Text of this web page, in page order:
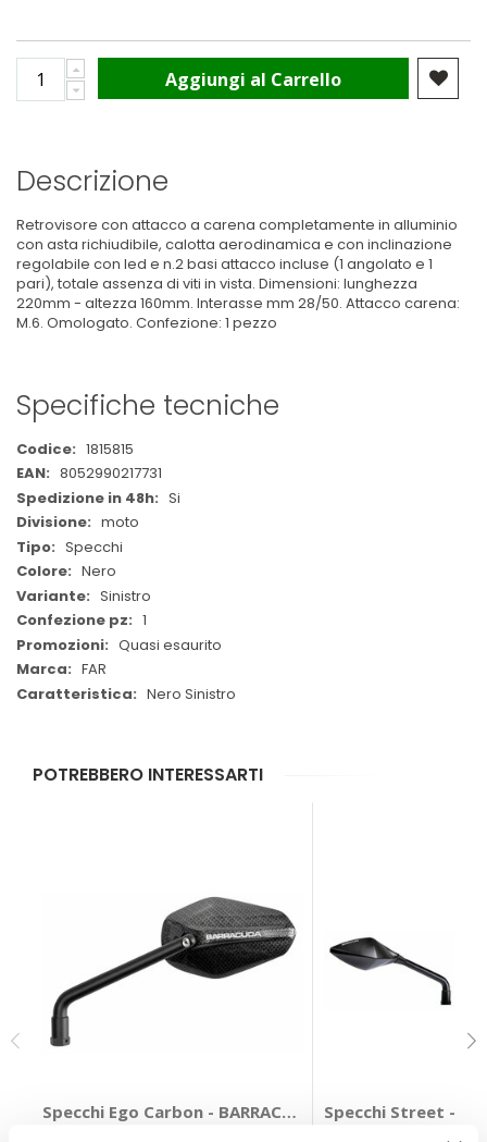
Aggiungi al Carrello
Descrizione
Retrovisore con attacco a carena completamente in alluminio
con asta richiudibile, calotta aerodinamica e con inclinazione
regolabile con led e n.2 basi attacco incluse (1 angolato e 1
pari), totale assenza di viti in vista. Dimensioni: lunghezza
220mm - altezza 160mm. Interasse mm 28/50. Attacco carena:
M.6. Omologato. Confezione: 1 pezzo
Specifiche tecniche
Maggiori
Informazioni
1815815
8052990217731
Si
moto
Specchi
Nero
Sinistro
1
Quasi esaurito
FAR
Nero Sinistro
POTREBBERO INTERESSARTI
Specchi Ego Carbon - BARRACUDA Specchi